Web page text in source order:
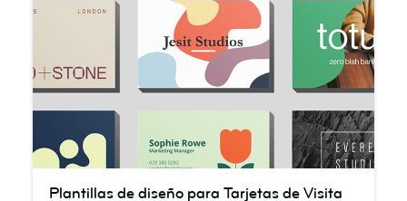
Plantillas de diseño para Tarjetas de Visita